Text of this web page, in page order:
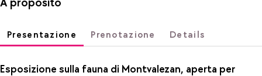
Presentazione Prenotazione Details
Esposizione sulla fauna di Montvalezan, aperta per